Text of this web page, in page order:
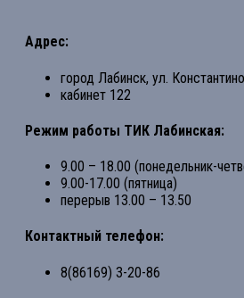
Адрес:
город Лабинск, ул.
кабинет 122
Режим работы ТИК Лабинская:
9.00 – 18.00 (понедельник-
9.00-17.00 (пятница)
перерыв 13.00 – 13.50
Контактный телефон:
8(86169) 3-20-86